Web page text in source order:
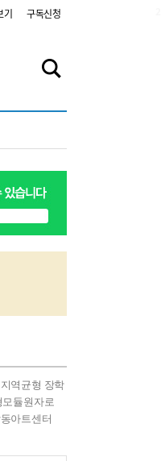
기 구독신청
지역균형 장학
모듈원자로
아트센터